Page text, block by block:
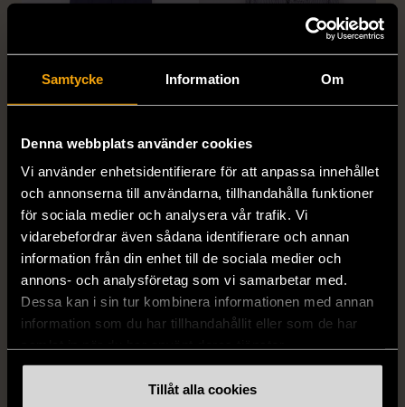
Samtycke Information Om
Denna webbplats använder cookies
Vi använder enhetsidentifierare för att anpassa innehållet
och annonserna till användarna, tillhandahålla funktioner
för sociala medier och analysera vår trafik. Vi
vidarebefordrar även sådana identifierare och annan
information från din enhet till de sociala medier och
annons- och analysföretag som vi samarbetar med.
Dessa kan i sin tur kombinera informationen med annan
information som du har tillhandahållit eller som de har
Tillåt alla cookies
1/5
DRESSMANN
Dressmann -
Kostymbyxor med
pressveck
Gott skick
159 kr
BONDELID
Bondelid - Randig skjorta
- Blå vit
XL (52)
Mycket gott skick
199 kr